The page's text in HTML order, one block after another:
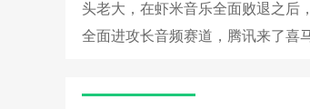
头老大，在虾米音乐全面败退之后
全面进攻长音频赛道，腾讯来了喜